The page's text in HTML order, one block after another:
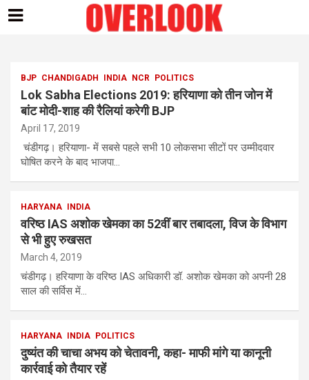
BJP CHANDIGADH INDIA NCR POLITICS
Lok Sabha Elections 2019: हरियाणा को तीन जोन में
बांट मोदी-शाह की रैलियां करेगी BJP
April 17, 2019
चंडीगढ़। हरियाणा- में सबसे पहले सभी 10 लोकसभा सीटों पर उम्मीदवार
घोषित करने के बाद भाजपा…
HARYANA INDIA
वरिष्ठ IAS अशोक खेमका का 52वीं बार तबादला, विज के विभाग
से भी हुए रुखसत
March 4, 2019
चंडीगढ़। हरियाणा के वरिष्ठ IAS अधिकारी डॉ. अशोक खेमका को अपनी 28
साल की सर्विस में…
HARYANA INDIA POLITICS
दुष्यंत की चाचा अभय को चेतावनी, कहा- माफी मांगे या कानूनी
कार्रवाई को तैयार रहें